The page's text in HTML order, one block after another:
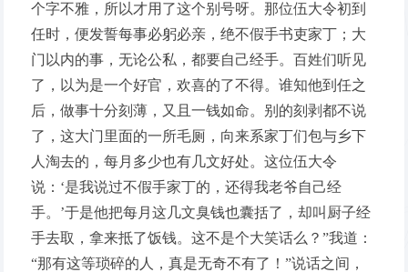
个字不雅，所以才用了这个别号呀。那位伍大令初到
任时，便发誓每事必躬必亲，绝不假手书吏家丁；大
门以内的事，无论公私，都要自己经手。百姓们听见
了，以为是一个好官，欢喜的了不得。谁知他到任之
后，做事十分刻薄，又且一钱如命。别的刻剥都不说
了，这大门里面的一所毛厕，向来系家丁们包与乡下
人淘去的，每月多少也有几文好处。这位伍大令
说：‘是我说过不假手家丁的，还得我老爷自己经
手。’于是他把每月这几文臭钱也囊括了，却叫厨子经
手去取，拿来抵了饭钱。这不是个大笑话么？”我道：
“那有这等琐碎的人，真是无奇不有了！”说话之间，